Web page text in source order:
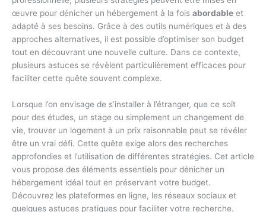
œuvre pour dénicher un hébergement à la fois abordable et
adapté à ses besoins. Grâce à des outils numériques et à des
approches alternatives, il est possible d’optimiser son budget
tout en découvrant une nouvelle culture. Dans ce contexte,
plusieurs astuces se révèlent particulièrement efficaces pour
faciliter cette quête souvent complexe.
Lorsque l’on envisage de s’installer à l’étranger, que ce soit
pour des études, un stage ou simplement un changement de
vie, trouver un logement à un prix raisonnable peut se révéler
être un vrai défi. Cette quête exige alors des recherches
approfondies et l’utilisation de différentes stratégies. Cet article
vous propose des éléments essentiels pour dénicher un
hébergement idéal tout en préservant votre budget.
Découvrez les plateformes en ligne, les réseaux sociaux et
quelques astuces pratiques pour faciliter votre recherche.